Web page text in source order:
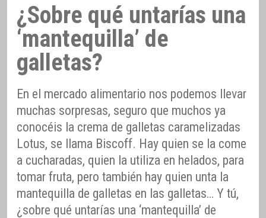
¿Sobre qué untarías una
‘mantequilla’ de
galletas?
En el mercado alimentario nos podemos llevar
muchas sorpresas, seguro que muchos ya
conocéis la crema de galletas caramelizadas
Lotus, se llama Biscoff. Hay quien se la come
a cucharadas, quien la utiliza en helados, para
tomar fruta, pero también hay quien unta la
mantequilla de galletas en las galletas… Y tú,
¿sobre qué untarías una ‘mantequilla’ de